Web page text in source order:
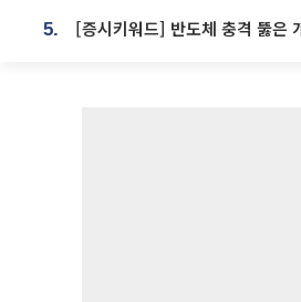
5.